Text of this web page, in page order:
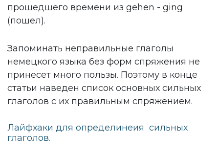
прошедшего времени из gehen - ging
(пошел).
Запоминать неправильные глаголы
немецкого языка без форм спряжения не
принесет много пользы. Поэтому в конце
статьи наведен список основных сильных
глаголов с их правильным спряжением.
Лайфхаки для определинеия сильных
глаголов.